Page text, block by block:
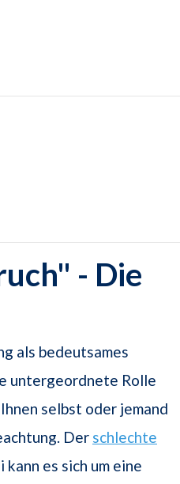
- Die
als bedeutsames
untergeordnete Rolle
selbst oder jemand
Der schlechte
es sich um eine